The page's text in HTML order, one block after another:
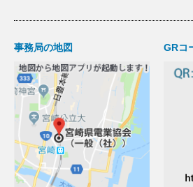
事務局の地図 GRコ